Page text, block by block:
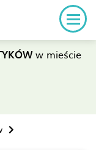
w mieście